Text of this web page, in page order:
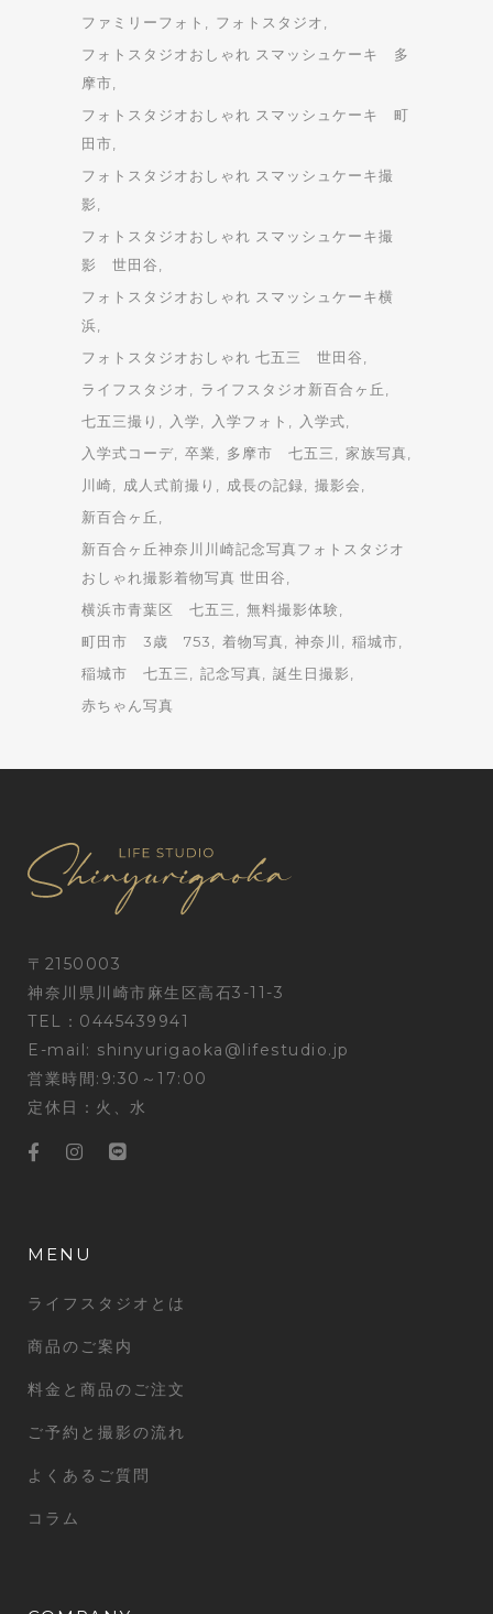
ファミリーフォト
フォトスタジオ
フォトスタジオおしゃれ スマッシュケーキ 多
摩市
フォトスタジオおしゃれ スマッシュケーキ 町
田市
フォトスタジオおしゃれ スマッシュケーキ撮
影
フォトスタジオおしゃれ スマッシュケーキ撮
影 世田谷
フォトスタジオおしゃれ スマッシュケーキ横
浜
フォトスタジオおしゃれ 七五三 世田谷
ライフスタジオ
ライフスタジオ新百合ヶ丘
七五三撮り
入学 入学フォト
入学式
入学式コーデ
卒業 多摩市 七五三
家族写真
川崎
成人式前撮り 成長の記録
撮影会
新百合ヶ丘
新百合ヶ丘神奈川川崎記念写真フォトスタジオ
おしゃれ撮影着物写真 世田谷
横浜市青葉区 七五三
無料撮影体験
町田市 3歳 753
着物写真 神奈川
稲城市
稲城市 七五三
記念写真
誕生日撮影
赤ちゃん写真
〒2150003
神奈川県川崎市麻生区高石3-11-3
TEL：0445439941
E-mail: shinyurigaoka@lifestudio.jp
営業時間:9:30～17:00
定休日：火、水
MENU
ライフスタジオとは
商品のご案内
料金と商品のご注文
ご予約と撮影の流れ
よくあるご質問
コラム